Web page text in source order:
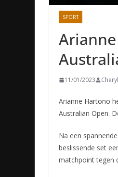
SPORT
11/01/2023
Arianne Hartono
Australian Open.
Na een
beslissende set
matchpoint tegen